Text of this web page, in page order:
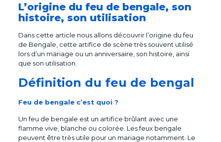
L’origine du feu de bengale, son
histoire, son utilisation
Dans cette article nous allons découvrir l’origine du feu
de Bengale, cette artifice de scène très souvent utilisé
lors d’un mariage ou un anniversaire, son histoire, ainsi
que son utilisation.
Définition du feu de bengal
Feu de bengale c’est quoi ?
Un feu de bengale est un artifice brûlant avec une
flamme vive, blanche ou colorée. Les feux bengale
peuvent être très utile pour un mariage notamment. Le